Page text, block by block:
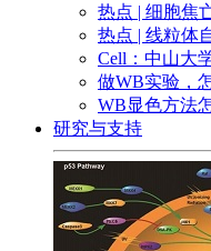
热点 | 细胞焦
热点 | 线粒体
Cell：中山大
做WB实验，
WB显色方法
研究与支持